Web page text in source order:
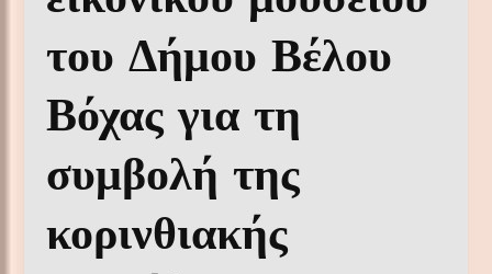
του Δήμου Βέλου
Βόχας για τη
συμβολή της
κορινθιακής